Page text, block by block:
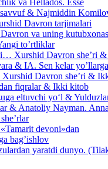
va Hellados. Esse
& Najmiddin
Davron tarjimalari
va uning
to’rtliklar
Xurshid Davron she’ri &
& IA. Sen kelar
Davron she’ri &
fiqralar & Ikki kitob
eltuvchi yo‘l &
& Anatoliy Nayman. Anna
devoni»dan
bag’ishlov
yaratdi dunyo.